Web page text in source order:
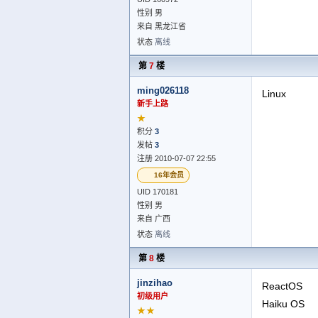
性别 男
来自 黑龙江省
状态 离线
第 7 楼
ming026118
新手上路
★
积分 3
发帖 3
注册 2010-07-07 22:55
16年会员
UID 170181
性别 男
来自 广西
状态 离线
Linux
第 8 楼
jinzihao
初级用户
★★
ReactOS
Haiku OS